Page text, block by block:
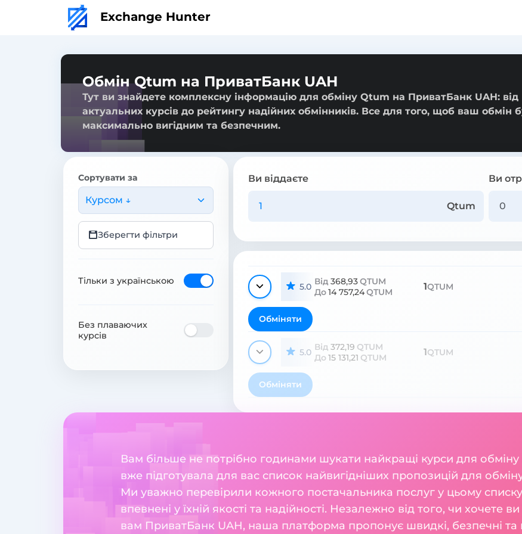
Exchange Hunter
Обмін Qtum на ПриватБанк UAH
Тут ви знайдете комплексну інформацію для обміну Qtum на ПриватБанк UAH: від
актуальних курсів до рейтингу надійних обмінників. Все для того, щоб ваш обмін
максимально вигідним та безпечним.
Сортувати за
Курсом ↓
Зберегти фільтри
Тільки з українською
Без плаваючих
курсів
Ви віддаєте
Qtum
Ви
5.0 Від 368,93QTUM
До14 757,24QTUM 1QTUM
Обміняти
5.0 Від 372,19 QTUM
До 15 131,21 QTUM 1QTUM
Обміняти
Вам більше не потрібно годинами шукати найкращі курси для
вже підготувала для вас список найвигідніших пропозицій для
Ми уважно перевірили кожного постачальника послуг у цьому
впевнені у їхній якості та надійності. Незалежно від того, чи хочете
вам ПриватБанк UAH, наша платформа пропонує швидкі, безпечні та